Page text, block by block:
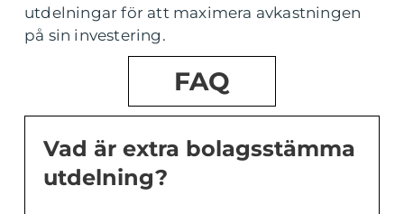
utdelningar för att maximera avkastningen
på sin investering.
FAQ
Vad är extra bolagsstämma
utdelning?